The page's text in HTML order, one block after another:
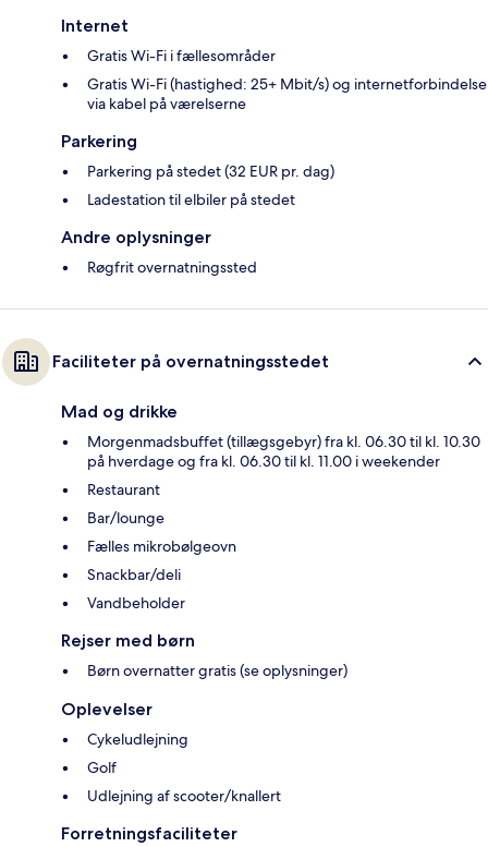
Internet
Gratis Wi-Fi i fællesområder
Gratis Wi-Fi (hastighed: 25+ Mbit/s) og internetforbindelse
via kabel på værelserne
Parkering
Parkering på stedet (32 EUR pr. dag)
Ladestation til elbiler på stedet
Andre oplysninger
Røgfrit overnatningssted
Faciliteter på overnatningsstedet
Mad og drikke
Morgenmadsbuffet (tillægsgebyr) fra kl. 06.30 til kl. 10.30
på hverdage og fra kl. 06.30 til kl. 11.00 i weekender
Restaurant
Bar/lounge
Fælles mikrobølgeovn
Snackbar/deli
Vandbeholder
Rejser med børn
Børn overnatter gratis (se oplysninger)
Oplevelser
Cykeludlejning
Golf
Udlejning af scooter/knallert
Forretningsfaciliteter